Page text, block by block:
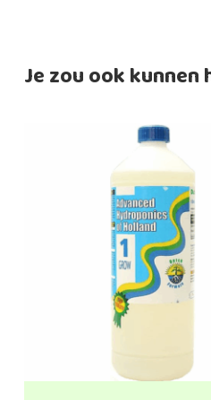
Je zou ook kunnen